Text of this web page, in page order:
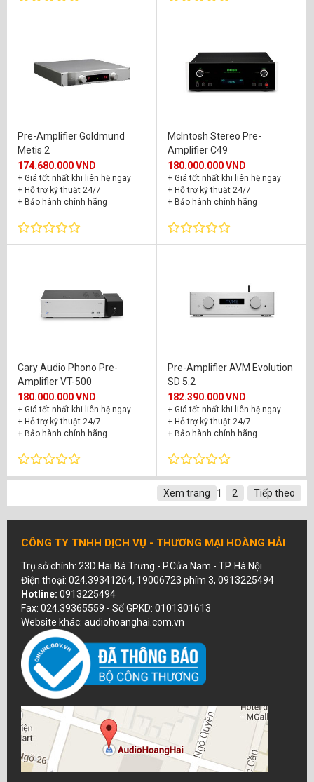
Pre-Amplifier Goldmund
Metis 2
174.680.000 VND
+ Giá tốt nhất khi liên hệ ngay
+ Hỗ trợ kỹ thuật 24/7
+ Bảo hành chính hãng
McIntosh Stereo Pre-
Amplifier C49
180.000.000 VND
+ Giá tốt nhất khi liên hệ ngay
+ Hỗ trợ kỹ thuật 24/7
+ Bảo hành chính hãng
Cary Audio Phono Pre-
Amplifier VT-500
180.000.000 VND
+ Giá tốt nhất khi liên hệ ngay
+ Hỗ trợ kỹ thuật 24/7
+ Bảo hành chính hãng
Pre-Amplifier AVM Evolution
SD 5.2
182.390.000 VND
+ Giá tốt nhất khi liên hệ ngay
+ Hỗ trợ kỹ thuật 24/7
+ Bảo hành chính hãng
Xem trang 1 2 Tiếp theo
CÔNG TY TNHH DỊCH VỤ - THƯƠNG MẠI HOÀNG HẢI
Trụ sở chính: 23D Hai Bà Trưng - P.Cửa Nam - TP. Hà Nội
Điện thoại: 024.39341264, 19006723 phím 3, 0913225494
Hotline: 0913225494
Fax: 024.39365559 - Số GPKD: 0101301613
Website khác: audiohoanghai.com.vn